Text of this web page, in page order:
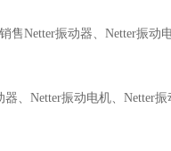
售Netter振动器、Netter振动
器、Netter振动电机、Netter